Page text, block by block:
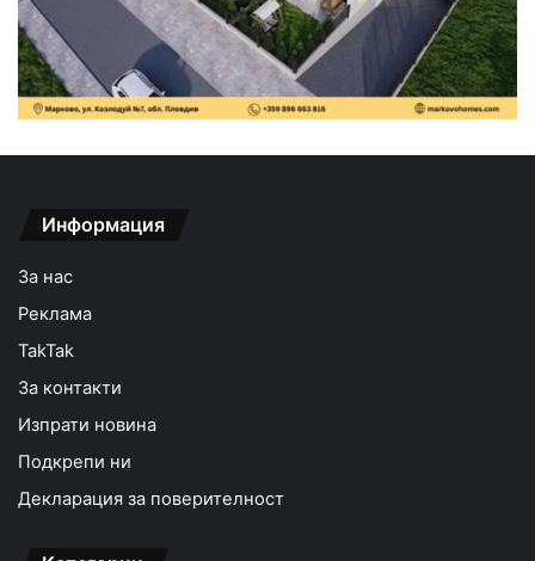
Информация
За нас
Реклама
TakTak
За контакти
Изпрати новина
Подкрепи ни
Декларация за поверителност